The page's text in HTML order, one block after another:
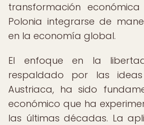
transformación
Polonia integrarse de
en la economía global.
El enfoque en la
respaldado por las
Austriaca, ha sido
económico que ha
las últimas décadas. La